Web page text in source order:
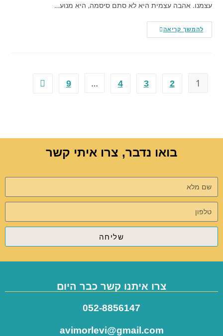
עצמנו. אהבה עצמית היא לא סתם סיסמה, היא מנוע…
להמשך קריאה
1
2
3
4
…
9
בואו נדבר, צרו איתי קשר
שליחה
צרו איתנו קשר כבר היום
052-8856147
avimorlevi@gmail.com